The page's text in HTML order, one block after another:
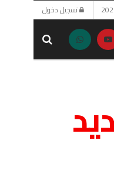
تسجيل دخول